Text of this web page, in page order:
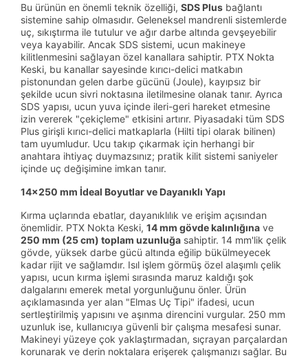
Bu ürünün en önemli teknik özelliği, SDS Plus bağlantı
sistemine sahip olmasıdır. Geleneksel mandrenli sistemlerde
uç, sıkıştırma ile tutulur ve ağır darbe altında gevşeyebilir
veya kayabilir. Ancak SDS sistemi, ucun makineye
kilitlenmesini sağlayan özel kanallara sahiptir. PTX Nokta
Keski, bu kanallar sayesinde kırıcı-delici matkabın
pistonundan gelen darbe gücünü (Joule), kayıpsız bir
şekilde ucun sivri noktasına iletilmesine olanak tanır. Ayrıca
SDS yapısı, ucun yuva içinde ileri-geri hareket etmesine
izin vererek "çekiçleme" etkisini artırır. Piyasadaki tüm SDS
Plus girişli kırıcı-delici matkaplarla (Hilti tipi olarak bilinen)
tam uyumludur. Ucu takıp çıkarmak için herhangi bir
anahtara ihtiyaç duymazsınız; pratik kilit sistemi saniyeler
içinde uç değişimine imkan tanır.
14x250 mm İdeal Boyutlar ve Dayanıklı Yapı
Kırma uçlarında ebatlar, dayanıklılık ve erişim açısından
önemlidir. PTX Nokta Keski, 14 mm gövde kalınlığına ve
250 mm (25 cm) toplam uzunluğa sahiptir. 14 mm'lik çelik
gövde, yüksek darbe gücü altında eğilip bükülmeyecek
kadar rijit ve sağlamdır. Isıl işlem görmüş özel alaşımlı çelik
yapısı, ucun kırma işlemi sırasında maruz kaldığı şok
dalgalarını emerek metal yorgunluğunu önler. Ürün
açıklamasında yer alan "Elmas Uç Tipi" ifadesi, ucun
sertleştirilmiş yapısını ve aşınma direncini vurgular. 250 mm
uzunluk ise, kullanıcıya güvenli bir çalışma mesafesi sunar.
Makineyi yüzeye çok yaklaştırmadan, sıçrayan parçalardan
korunarak ve derin noktalara erişerek çalışmanızı sağlar. Bu